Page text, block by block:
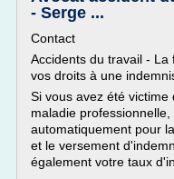
- Serge ...
Contact
Accidents du travail -
vos droits à une
Si vous avez été
maladie
automatiquement pour
et le versement
également votre taux